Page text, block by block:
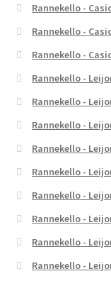
Rannekello -
Rannekello -
Rannekello -
Rannekello -
Rannekello -
Rannekello -
Rannekello -
Rannekello -
Rannekello -
Rannekello -
Rannekello -
Rannekello -